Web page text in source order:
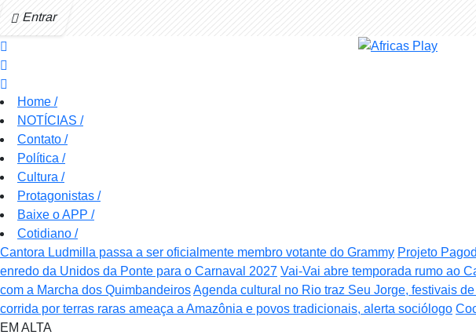
Entrar
Home /
NOTÍCIAS /
Contato /
Política /
Cultura /
Protagonistas /
Baixe o APP /
Cotidiano /
Cantora Ludmilla passa a ser oficialmente membro votante do Grammy Projeto
enredo da Unidos da Ponte para o Carnaval 2027 Vai-Vai abre temporada rumo ao
com a Marcha dos QuimbandeirosAgenda cultural no Rio traz Seu Jorge, festivais
corrida por terras raras ameaça a Amazônia e povos tradicionais, alerta sociólogo
EM ALTA